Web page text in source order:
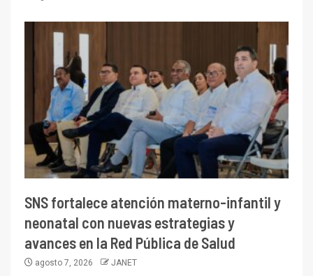
SNS fortalece atención materno-infantil y
neonatal con nuevas estrategias y
avances en la Red Pública de Salud
agosto 7, 2026 JANET